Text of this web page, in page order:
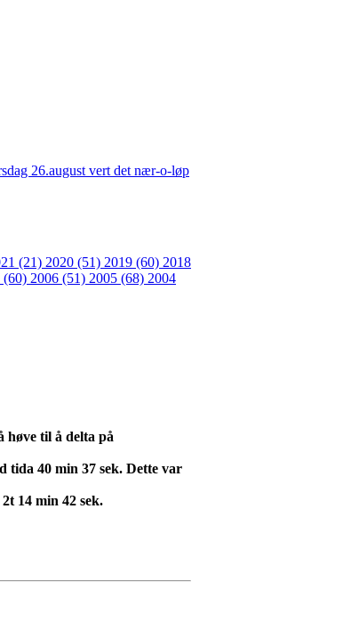
26.august vert det nær-o-løp
(21) 2020 (51) 2019 (60) 2018
(60) 2006 (51) 2005 (68) 2004
høve til å delta på
tida 40 min 37 sek. Dette var
14 min 42 sek.